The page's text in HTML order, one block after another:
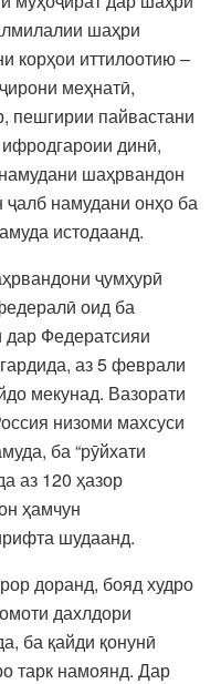
шаҳри
корҳои иттилоотию –
меҳнатӣ,
пешгирии пайвастани
динӣ,
шаҳрвандон
ҷалб намудани онҳо ба
истодаанд.
ҷумҳурӣ
оид ба
Федератсияи
аз 5 феврали
мекунад. Вазорати
низоми махсуси
ба “рӯйхати
аз 120 ҳазор
ҳамчун
шудаанд.
доранд, бояд худро
дахлдори
ба қайди қонунӣ
тарк намоянд. Дар